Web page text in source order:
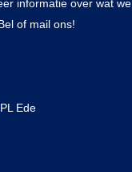
informatie over wat we
of mail ons!
Ede